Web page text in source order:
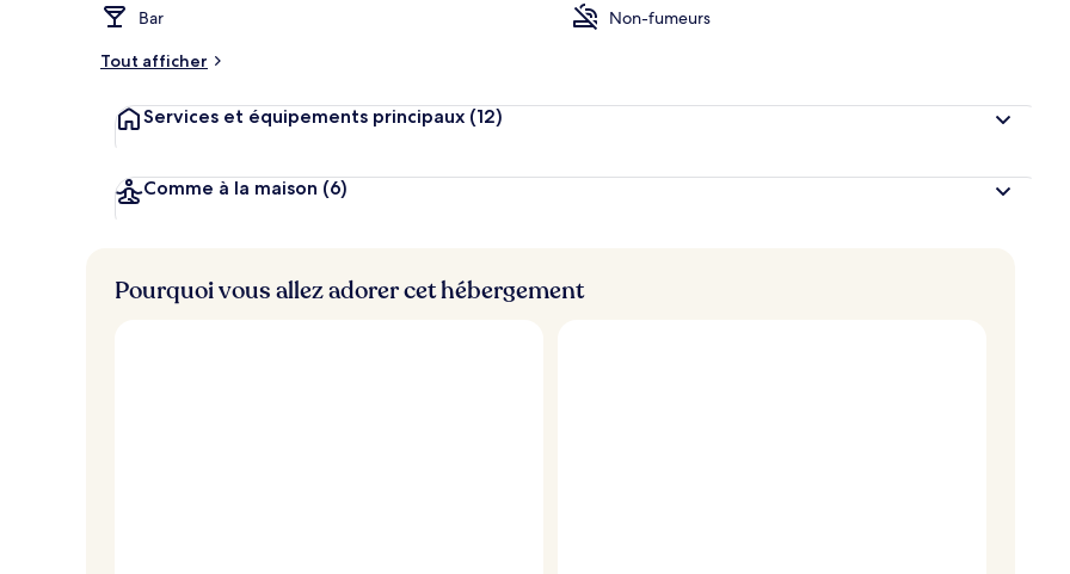
Bar
Non-fumeurs
Tout afficher
Services et équipements principaux (12)
Comme à la maison (6)
Pourquoi vous allez adorer cet hébergement